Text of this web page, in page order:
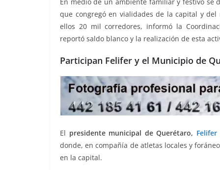
o
o
k
p
p
g
er
m tir
que congregó en vialidades de la capital y
ellos 20 mil corredores, informó la
reportó saldo blanco y la realización de esta
Participan Felifer y el Municipio de
El presidente municipal de Querétaro, Felifer
donde, en compañía de atletas locales y
en la capital.